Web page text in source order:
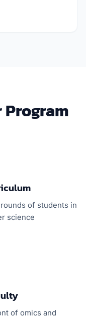
Program
of students in
science
of omics and